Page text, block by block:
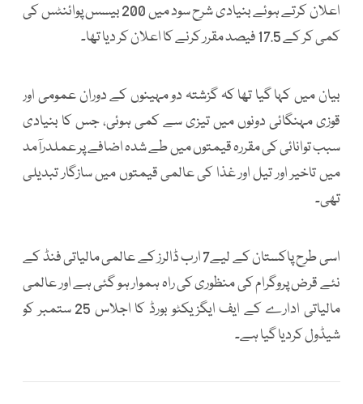
اعلان کرتے ہوئے بنیادی شرح سود میں 200 بیسس پوائنٹس کی
کمی کر کے 17.5 فیصد مقرر کرنے کا اعلان کر دیا تھا۔
بیان میں کہا گیا تھا کہ گزشتہ دو مہینوں کے دوران عمومی اور
قوزی مہنگائی دونوں میں تیزی سے کمی ہوئی، جس کا بنیادی
سبب توانائی کی مقررہ قیمتوں میں طے شدہ اضافے پر عملدرآمد
میں تاخیر اور تیل اور غذا کی عالمی قیمتوں میں سازگار تبدیلی
تھی۔
اسی طرح پاکستان کے لیے7 ارب ڈالرز کے عالمی مالیاتی فنڈ کے
نئے قرض پروگرام کی منظوری کی راہ ہموار ہو گئی ہے اور عالمی
مالیاتی ادارے کے ایف ایگزیکٹو بورڈ کا اجلاس 25 ستمبر کو
شیڈول کردیا گیا ہے۔